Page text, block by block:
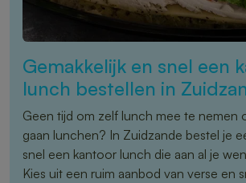
Gemakkelijk en snel een
lunch bestellen in
Geen tijd om zelf lunch mee te nemen
gaan lunchen? In Zuidzande bestel je
snel een kantoor lunch die aan al je
Kies uit een ruim aanbod van verse en